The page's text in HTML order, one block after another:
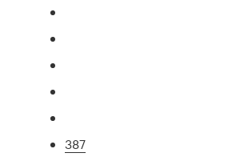
387